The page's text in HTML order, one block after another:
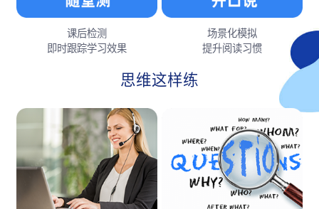
课后检测
即时跟踪学习效果
场景化模拟
提升阅读习惯
思维这样练